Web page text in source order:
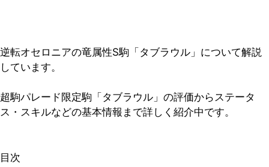
逆転オセロニアの竜属性S駒「タブラウル」について解説
しています。
超駒パレード限定駒「タブラウル」の評価からステータ
ス・スキルなどの基本情報まで詳しく紹介中です。
目次